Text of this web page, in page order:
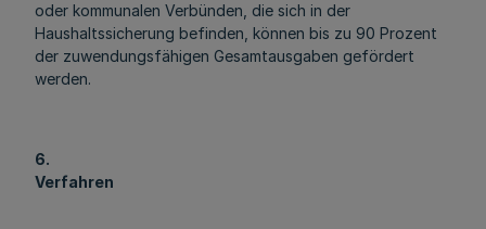
oder kommunalen Verbünden, die sich in der
Haushaltssicherung befinden, können bis zu 90 Prozent
der zuwendungsfähigen Gesamtausgaben gefördert
werden.
6.
Verfahren